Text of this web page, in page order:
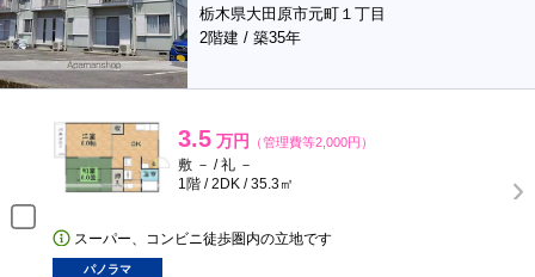
栃木県大田原市元町１丁目
2階建 / 築35年
3.5 万円 （管理費等2,000円）
敷 － / 礼 －
1階 / 2DK / 35.3㎡
スーパー、コンビニ徒歩圏内の立地です
パノラマ